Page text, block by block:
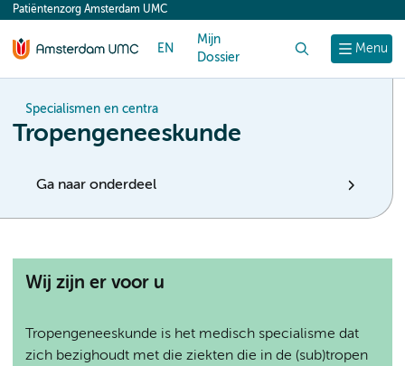
content
Menu
Patiëntenzorg Amsterdam UMC
EN
Mijn
Dossier
Specialismen en centra
Tropengeneeskunde
Ga naar onderdeel
Wij zijn er voor u
Tropengeneeskunde is het medisch specialisme dat
zich bezighoudt met die ziekten die in de (sub)tropen